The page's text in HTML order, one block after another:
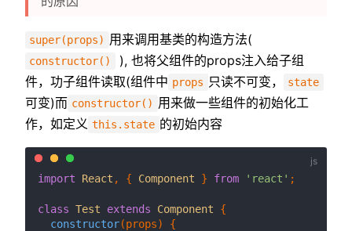
super(props) 用来调用基类的构造方法(
constructor()
), 也将父组件的props注入给子组
件，功子组件读取(组件中 props 只读不可变， state
可变)而 constructor() 用来做一些组件的初始化工
作，如定义 this.state 的初始内容
import React , { Component } from 'react' ;
class Test extends Component {
constructor(props) {